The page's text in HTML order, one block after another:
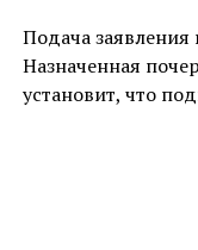
Подача
Назначенная
установит, что